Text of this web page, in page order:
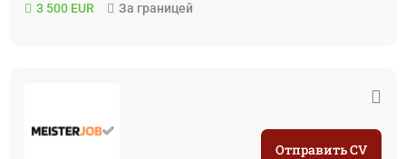
3 500 EUR За границей
Отправить CV